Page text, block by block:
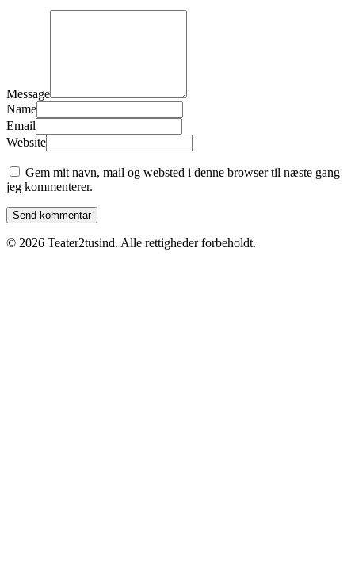
Message
Name
Email
Website
Gem mit navn, mail og websted i denne browser til næste gang
jeg kommenterer.
© 2026 Teater2tusind. Alle rettigheder forbeholdt.